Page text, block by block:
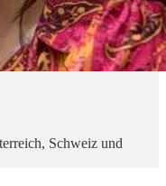
Schweiz und